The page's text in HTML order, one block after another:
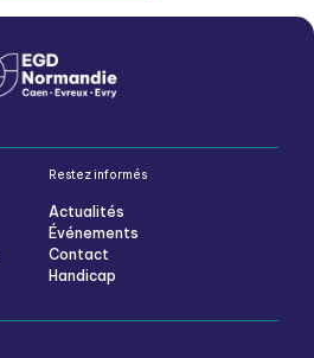
Restez informés
Actualités
Événements
Contact
Handicap